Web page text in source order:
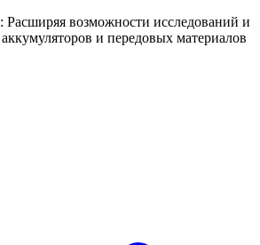
возможности исследований и
и передовых материалов